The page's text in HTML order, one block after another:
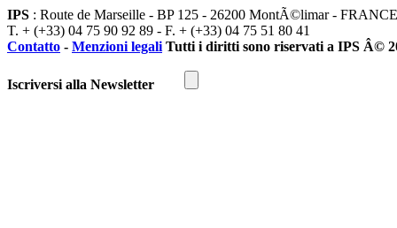
IPS : Route de Marseille - BP 125 - 26200 MontÃ©limar - FRANCE
T. + (+33) 04 75 90 92 89 - F. + (+33) 04 75 51 80 41
Contatto - Menzioni legali Tutti i diritti sono riservati a IPS Â©
Iscriversi alla Newsletter